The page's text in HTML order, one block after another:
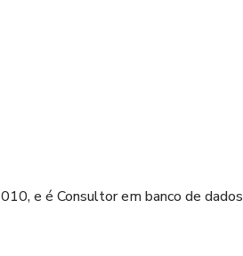
e é Consultor em banco de dados